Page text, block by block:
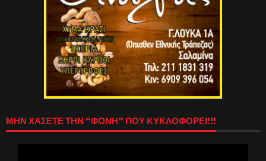
ΜΗΝ ΧΑΣΕΤΕ ΤΗΝ “ΦΩΝΗ” ΠΟΥ ΚΥΚΛΟΦΟΡΕΙ!!!